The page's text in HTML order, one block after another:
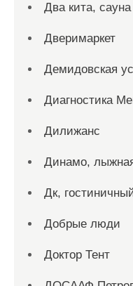
Два кита, сауна
Дверимаркет
Демидовская
Диагностика
Дилижанс
Динамо,
Дк,
Добрые люди
Доктор Тент